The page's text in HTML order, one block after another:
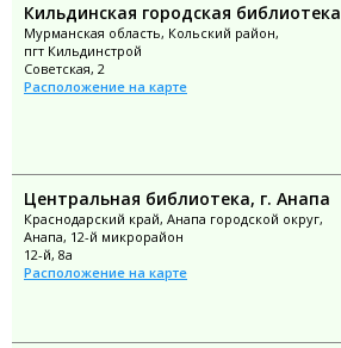
Кильдинская городская библиотека
Мурманская область, Кольский район,
пгт Кильдинстрой
Советская, 2
Расположение на карте
Центральная библиотека, г. Анапа
Краснодарский край, Анапа городской округ,
Анапа, 12-й микрорайон
12-й, 8а
Расположение на карте